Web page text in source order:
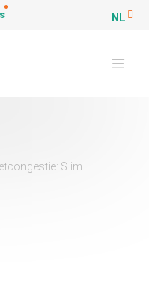
NL
Slim